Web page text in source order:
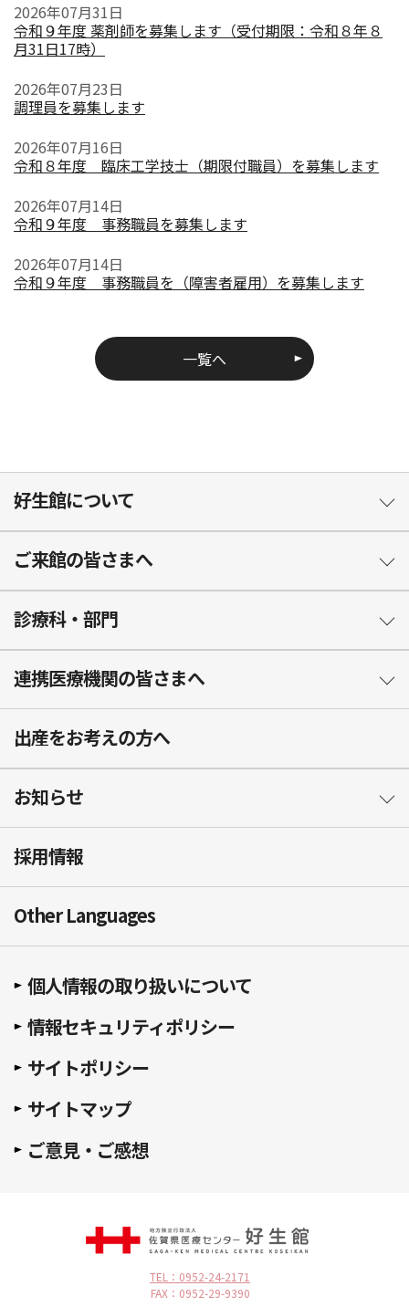
2026年07月31日
令和９年度 薬剤師を募集します（受付期限：令和８年８
月31日17時）
2026年07月23日
調理員を募集します
2026年07月16日
令和８年度 臨床工学技士（期限付職員）を募集します
2026年07月14日
令和９年度 事務職員を募集します
2026年07月14日
令和９年度 事務職員を（障害者雇用）を募集します
一覧へ
好生館について
ご来館の皆さまへ
診療科・部門
連携医療機関の皆さまへ
出産をお考えの方へ
お知らせ
採用情報
Other Languages
個人情報の取り扱いについて
情報セキュリティポリシー
サイトポリシー
サイトマップ
ご意見・ご感想
TEL：0952-24-2171
FAX：0952-29-9390